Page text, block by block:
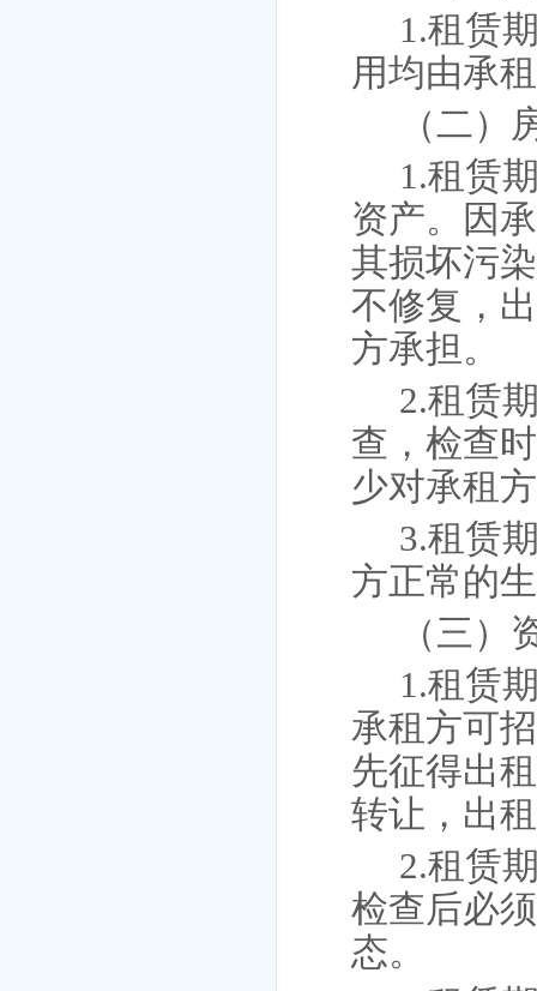
1.租赁
用均由承
（二
1.租赁
资产。因
其损坏污
不修复，
方承担。
2.租赁
查，检查
少对承租
3.租赁
方正常的
（三）
1.租赁
承租方可
先征得出
转让，出
2.租赁
检查后必
态。